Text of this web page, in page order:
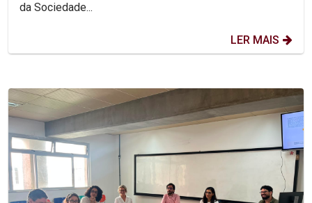
da Sociedade...
LER MAIS